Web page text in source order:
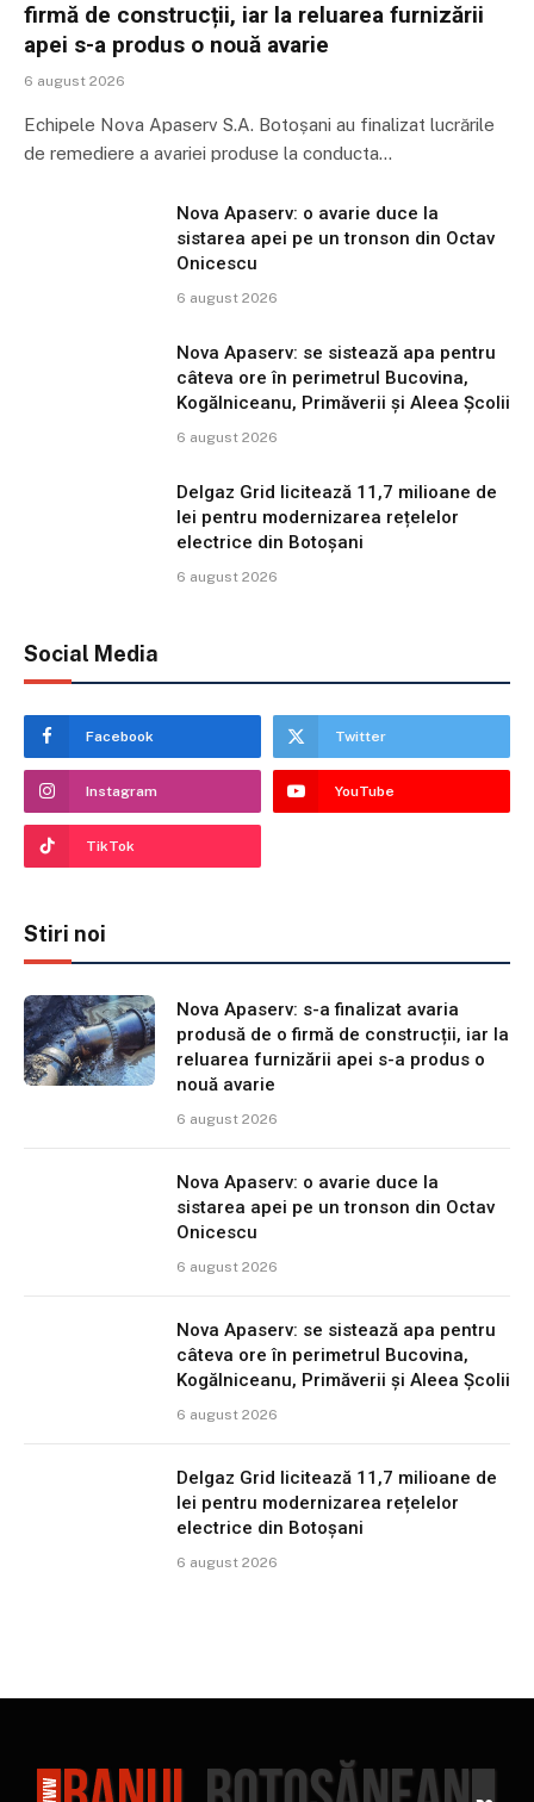
firmă de construcții, iar la reluarea furnizării
apei s-a produs o nouă avarie
6 august 2026
Echipele Nova Apaserv S.A. Botoșani au finalizat lucrările
de remediere a avariei produse la conducta…
Nova Apaserv: o avarie duce la
sistarea apei pe un tronson din Octav
Onicescu
6 august 2026
Nova Apaserv: se sistează apa pentru
câteva ore în perimetrul Bucovina,
Kogălniceanu, Primăverii și Aleea Școlii
6 august 2026
Delgaz Grid licitează 11,7 milioane de
lei pentru modernizarea rețelelor
electrice din Botoșani
6 august 2026
Social Media
Facebook Twitter
Instagram YouTube
TikTok
Stiri noi
Nova Apaserv: s-a finalizat avaria
produsă de o firmă de construcții, iar la
reluarea furnizării apei s-a produs o
nouă avarie
6 august 2026
Nova Apaserv: o avarie duce la
sistarea apei pe un tronson din Octav
Onicescu
6 august 2026
Nova Apaserv: se sistează apa pentru
câteva ore în perimetrul Bucovina,
Kogălniceanu, Primăverii și Aleea Școlii
6 august 2026
Delgaz Grid licitează 11,7 milioane de
lei pentru modernizarea rețelelor
electrice din Botoșani
6 august 2026